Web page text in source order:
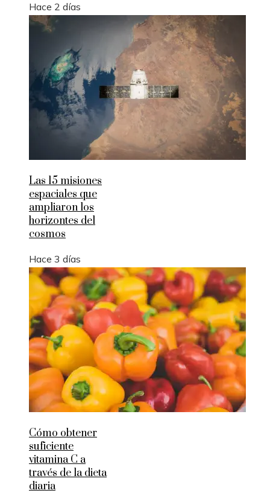
Hace 2 días
Las 15 misiones
espaciales que
ampliaron los
horizontes del
cosmos
Hace 3 días
Cómo obtener
suficiente
vitamina C a
través de la dieta
diaria